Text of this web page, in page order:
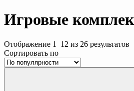
Игровые
Отображение 1–12 из 26 результатов
Сортировать по